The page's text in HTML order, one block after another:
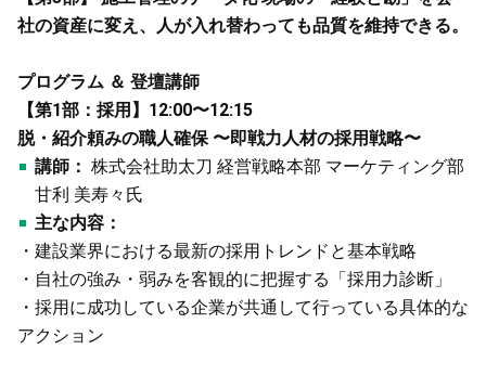
社の資産に変え、人が入れ替わっても品質を維持できる。
プログラム ＆ 登壇講師
【第1部：採用】12:00〜12:15
脱・紹介頼みの職人確保 〜即戦力人材の採用戦略〜
講師： 株式会社助太刀 経営戦略本部 マーケティング部
甘利 美寿々氏
主な内容：
・建設業界における最新の採用トレンドと基本戦略
・自社の強み・弱みを客観的に把握する「採用力診断」
・採用に成功している企業が共通して行っている具体的な
アクション